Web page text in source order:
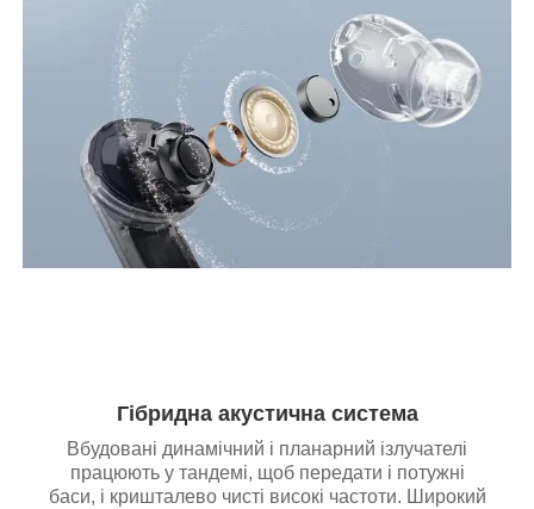
Гібридна акустична система
Вбудовані динамічний і планарний ізлучателі
працюють у тандемі, щоб передати і потужні
баси, і кришталево чисті високі частоти. Широкий